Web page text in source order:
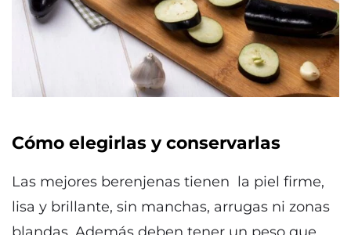
Cómo elegirlas y conservarlas
Las mejores berenjenas tienen la piel firme,
lisa y brillante, sin manchas, arrugas ni zonas